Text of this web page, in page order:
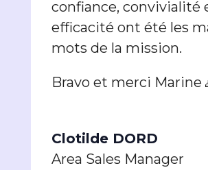
confiance, convivialité
efficacité ont été les
mots de la mission.
Bravo et merci Marine
Clotilde DORD
Area Sales Manager